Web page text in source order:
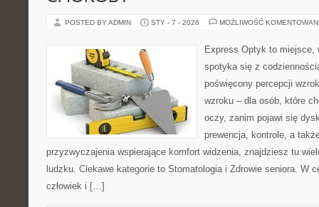
POSTED BY ADMIN STY - 7 - 2026 MOŻLIWOŚĆ
Express Optyk to miejsce,
spotyka się z
poświęcony percepcji
wzroku – dla osób, które
oczy, zanim pojawi się
prewencja, kontrole, a
przyzwyczajenia wspierające komfort widzenia, znajdziesz tu
ludzku. Ciekawe kategorie to Stomatologia i Zdrowie seniora. W
człowiek i […]